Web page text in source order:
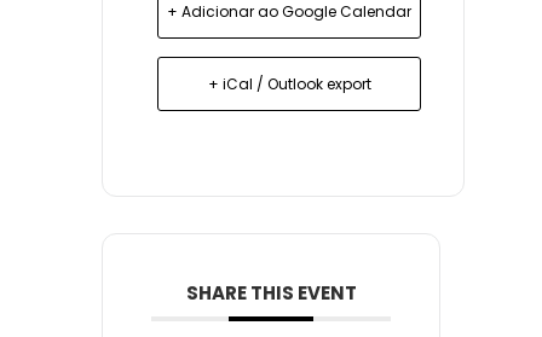
+ Adicionar ao Google Calendar
+ iCal / Outlook export
SHARE THIS EVENT